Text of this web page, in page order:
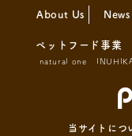
About Us News
ペットフード事業
natural one
当サイトにつ